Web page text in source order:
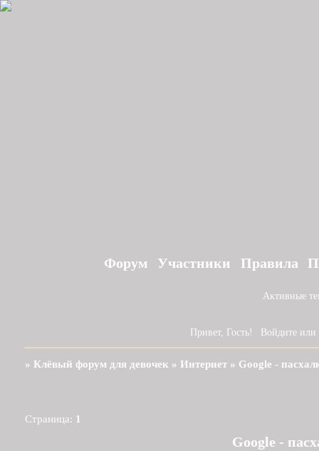
Форум Участники Правила
Активные
Привет, Гость! Войдите или
»Клёвый форум для девочек »Интернет » Google -
Google -
Страница: 1